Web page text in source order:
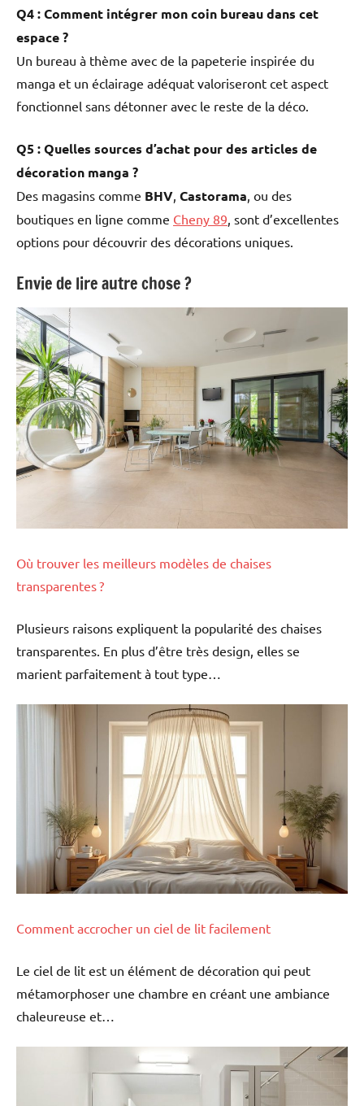
Q4 : Comment intégrer mon coin bureau dans cet
espace ?
Un bureau à thème avec de la papeterie inspirée du
manga et un éclairage adéquat valoriseront cet aspect
fonctionnel sans détonner avec le reste de la déco.
Q5 : Quelles sources d’achat pour des articles de
décoration manga ?
Des magasins comme BHV Castorama , ou des
boutiques en ligne comme Cheny 89 , sont d’excellentes
options pour découvrir des décorations uniques.
Envie de lire autre chose ?
Où trouver les meilleurs modèles de chaises
transparentes ?
Plusieurs raisons expliquent la popularité des chaises
transparentes. En plus d’être très design, elles se
marient parfaitement à tout type…
Comment accrocher un ciel de lit facilement
Le ciel de lit est un élément de décoration qui peut
métamorphoser une chambre en créant une ambiance
chaleureuse et…